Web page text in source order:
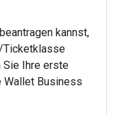
kannst,
Ticketklasse
Ihre erste
Wallet Business